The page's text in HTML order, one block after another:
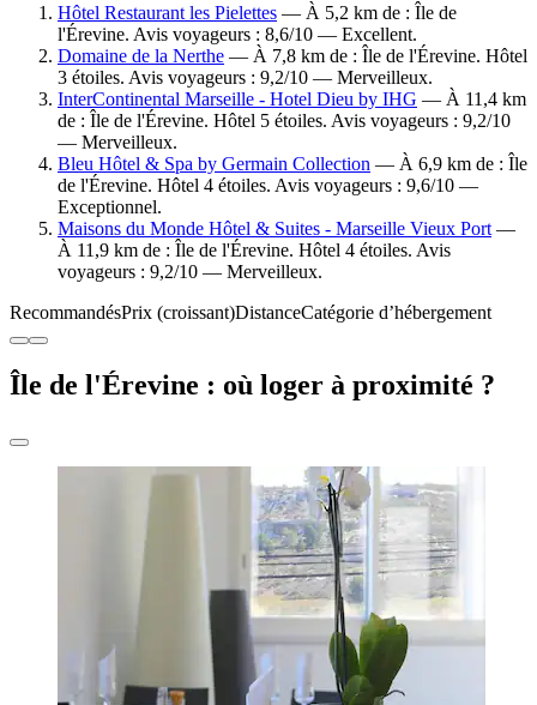
Hôtel Restaurant les Pielettes — À 5,2 km de : Île de
l'Érevine. Avis voyageurs : 8,6/10 — Excellent.
Domaine de la Nerthe — À 7,8 km de : Île de l'Érevine. Hôtel
3 étoiles. Avis voyageurs : 9,2/10 — Merveilleux.
InterContinental Marseille - Hotel Dieu by IHG — À 11,4 km
de : Île de l'Érevine. Hôtel 5 étoiles. Avis voyageurs : 9,2/10
— Merveilleux.
Bleu Hôtel & Spa by Germain Collection — À 6,9 km de : Île
de l'Érevine. Hôtel 4 étoiles. Avis voyageurs : 9,6/10 —
Exceptionnel.
Maisons du Monde Hôtel & Suites - Marseille Vieux Port —
À 11,9 km de : Île de l'Érevine. Hôtel 4 étoiles. Avis
voyageurs : 9,2/10 — Merveilleux.
RecommandésPrix (croissant)DistanceCatégorie d’hébergement
Île de l'Érevine : où loger à proximité ?